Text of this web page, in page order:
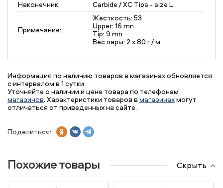
Наконечник: Carbide / XC Tips - size L
Примечание:
Жесткость: 53
Upper: 16 mn
Tip: 9 mn
Вес пары: 2 х 80 г / м
Информация по наличию товаров в магазинах обновляется
с интервалом в 1 сутки
Уточняйте о наличии и цене товара по телефонам
магазинов. Характеристики товаров в магазинахмогут
отличаться от приведенных на сайте.
Поделиться:
Похожие товары Скрыть